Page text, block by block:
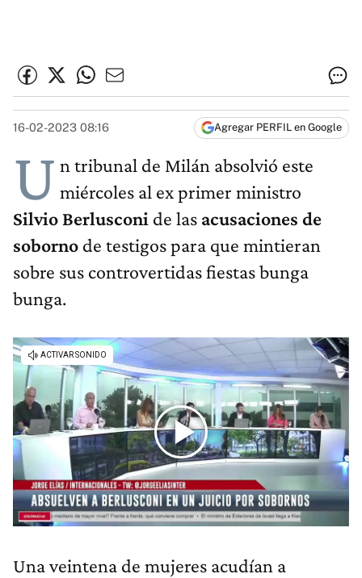
16-02-2023 08:16 Agregar PERFIL en Google
U n tribunal de Milán absolvió este
miércoles al ex primer ministro
Silvio Berlusconi de las acusaciones de
soborno de testigos para que mintieran
sobre sus controvertidas fiestas bunga
bunga.
Una veintena de mujeres acudían a